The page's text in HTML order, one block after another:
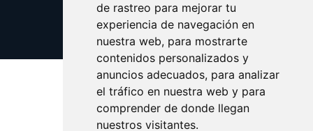
de rastreo para mejorar tu
experiencia de navegación en
nuestra web, para mostrarte
contenidos personalizados y
anuncios adecuados, para analizar
el tráfico en nuestra web y para
comprender de donde llegan
nuestros visitantes.
Update cookies preferences
Copyright © 2025 viki.es